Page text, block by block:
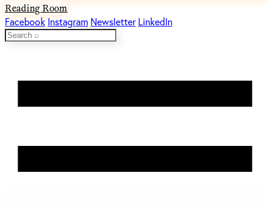
Reading Room
Facebook Instagram Newsletter LinkedIn